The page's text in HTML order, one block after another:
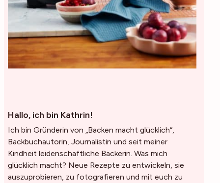
Hallo, ich bin Kathrin!
Ich bin Gründerin von „Backen macht glücklich“,
Backbuchautorin, Journalistin und seit meiner
Kindheit leidenschaftliche Bäckerin. Was mich
glücklich macht? Neue Rezepte zu entwickeln, sie
auszuprobieren, zu fotografieren und mit euch zu